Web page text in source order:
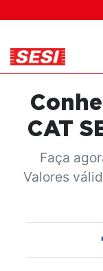
inclui
um
sistema
acessibilidade.
CAT
Faça
Valores